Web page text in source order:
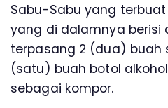
Sabu-Sabu yang
yang di dalamnya berisi
terpasang 2 (dua) buah
(satu) buah botol
sebagai kompor.